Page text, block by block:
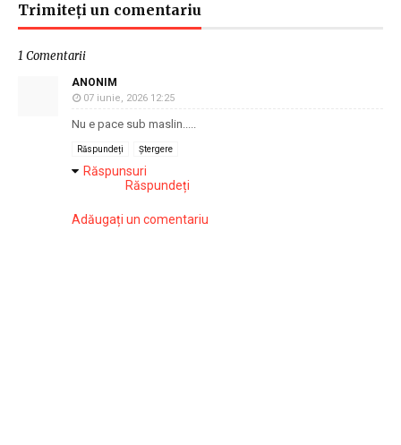
Trimiteți un comentariu
1 Comentarii
ANONIM
07 iunie, 2026 12:25
Nu e pace sub maslin.....
Răspundeți Ștergere
Răspunsuri
Răspundeți
Adăugați un comentariu